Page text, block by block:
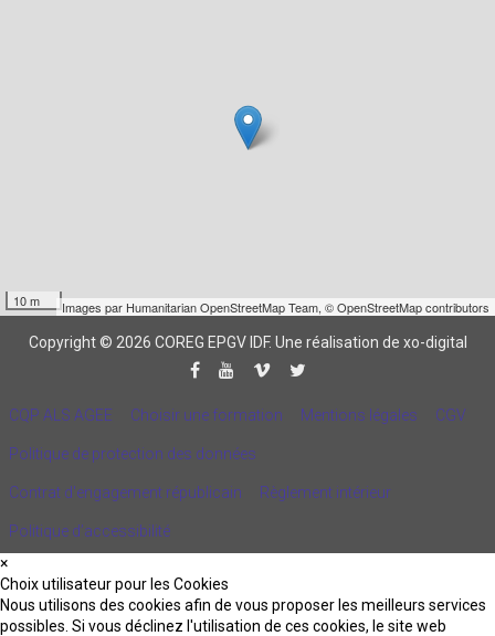
10 m Images par Humanitarian OpenStreetMap Team, © OpenStreetMap contributors
Copyright © 2026 COREG EPGV IDF. Une réalisation de xo-digital
CQP ALS AGEE Choisir une formation Mentions légales CGV
Politique de protection des données
Contrat d'engagement républicain Règlement intérieur
Politique d’accessibilité
×
Choix utilisateur pour les Cookies
Nous utilisons des cookies afin de vous proposer les meilleurs services
possibles. Si vous déclinez l'utilisation de ces cookies, le site web